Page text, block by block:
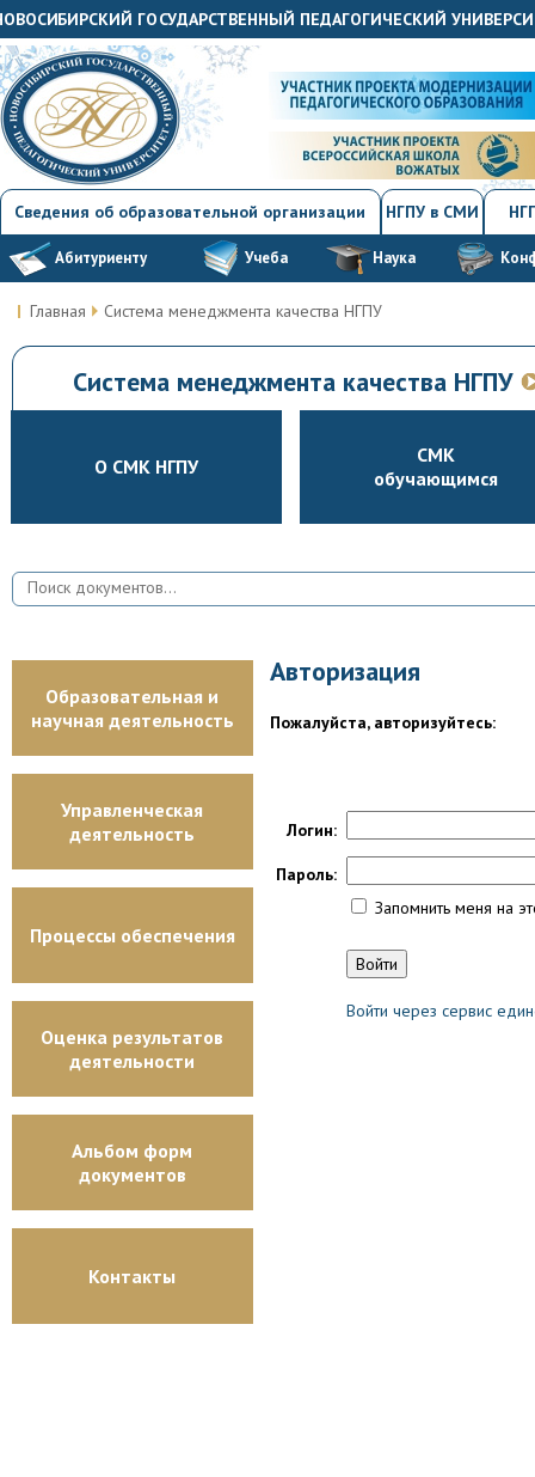
ГОСУДАРСТВЕННЫЙ ПЕДАГОГИЧЕСКИЙ
Сведения об образовательной организации НГПУ в СМИ
Абитуриенту Учеба Наука
Главная Система менеджмента качества НГПУ
Система менеджмента качества НГПУ
О СМК НГПУ
СМК
обучающимся
Образовательная и
научная деятельность
Управленческая
деятельность
Процессы обеспечения
Оценка результатов
деятельности
Альбом форм
документов
Контакты
Авторизация
Пожалуйста, авторизуйтесь:
Логин:
Пароль:
Запомнить меня на
Войти через сервис